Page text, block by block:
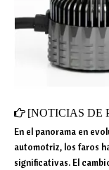
[NOTICIAS DE
En el panorama en
automotriz, los faros
significativas. El